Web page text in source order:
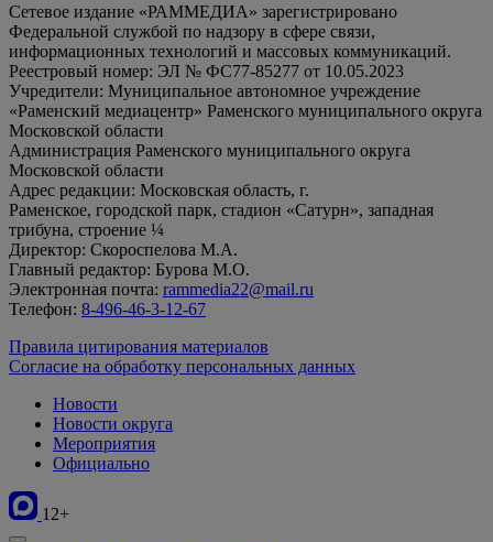
Сетевое издание «РАММЕДИА» зарегистрировано
Федеральной службой по надзору в сфере связи,
информационных технологий и массовых коммуникаций.
Реестровый номер: ЭЛ № ФС77-85277 от 10.05.2023
Учредители: Муниципальное автономное учреждение
«Раменский медиацентр» Раменского муниципального округа
Московской области
Администрация Раменского муниципального округа
Московской области
Адрес редакции: Московская область, г.
Раменское, городской парк, стадион «Сатурн», западная
трибуна, строение ¼
Директор: Скороспелова М.А.
Главный редактор: Бурова М.О.
Электронная почта: rammedia22@mail.ru
Телефон: 8-496-46-3-12-67
Правила цитирования материалов
Согласие на обработку персональных данных
Новости
Новости округа
Мероприятия
Официально
12+